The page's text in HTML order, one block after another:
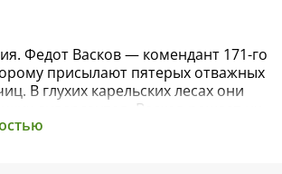
Федот Васков — комендант 171-го
присылают пятерых отважных
В глухих карельских лесах они
диверсантов. Васков решает их
вот только во вражеском отряде